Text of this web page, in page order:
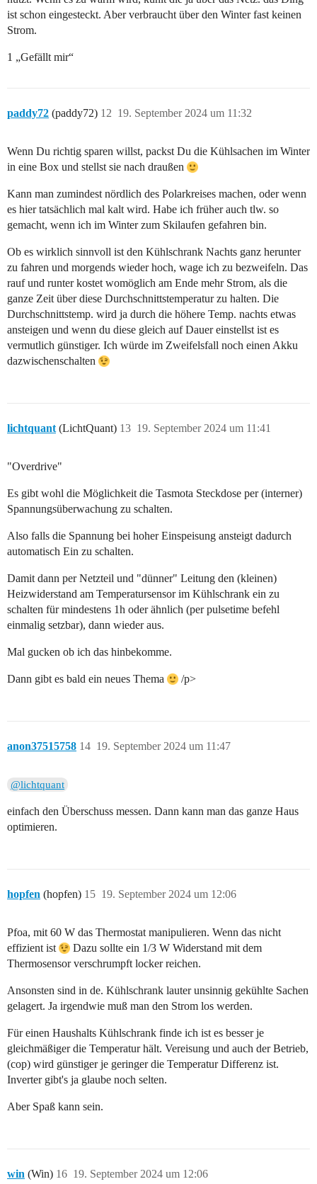
ist schon eingesteckt. Aber verbraucht über den Winter fast keinen
Strom.
1 „Gefällt mir“
paddy72 (paddy72) 19. September 2024 um 11:32
12
Wenn Du richtig sparen willst, packst Du die Kühlsachen im Winter
in eine Box und stellst sie nach draußen
Kann man zumindest nördlich des Polarkreises machen, oder wenn
es hier tatsächlich mal kalt wird. Habe ich früher auch tlw. so
gemacht, wenn ich im Winter zum Skilaufen gefahren bin.
Ob es wirklich sinnvoll ist den Kühlschrank Nachts ganz herunter
zu fahren und morgends wieder hoch, wage ich zu bezweifeln. Das
rauf und runter kostet womöglich am Ende mehr Strom, als die
ganze Zeit über diese Durchschnittstemperatur zu halten. Die
Durchschnittstemp. wird ja durch die höhere Temp. nachts etwas
ansteigen und wenn du diese gleich auf Dauer einstellst ist es
vermutlich günstiger. Ich würde im Zweifelsfall noch einen Akku
dazwischenschalten
lichtquant (LichtQuant) 19. September 2024 um 11:41
13
"Overdrive"
Es gibt wohl die Möglichkeit die Tasmota Steckdose per (interner)
Spannungsüberwachung zu schalten.
Also falls die Spannung bei hoher Einspeisung ansteigt dadurch
automatisch Ein zu schalten.
Damit dann per Netzteil und "dünner" Leitung den (kleinen)
Heizwiderstand am Temperatursensor im Kühlschrank ein zu
schalten für mindestens 1h oder ähnlich (per pulsetime befehl
einmalig setzbar), dann wieder aus.
Mal gucken ob ich das hinbekomme.
Dann gibt es bald ein neues Thema /p>
anon37515758 19. September 2024 um 11:47
14
@lichtquant
einfach den Überschuss messen. Dann kann man das ganze Haus
optimieren.
hopfen (hopfen) 19. September 2024 um 12:06
15
Pfoa, mit 60 W das Thermostat manipulieren. Wenn das nicht
effizient ist
Dazu sollte ein 1/3 W Widerstand mit dem
Thermosensor verschrumpft locker reichen.
Ansonsten sind in de. Kühlschrank lauter unsinnig gekühlte Sachen
gelagert. Ja irgendwie muß man den Strom los werden.
Für einen Haushalts Kühlschrank finde ich ist es besser je
gleichmäßiger die Temperatur hält. Vereisung und auch der Betrieb,
(cop) wird günstiger je geringer die Temperatur Differenz ist.
Inverter gibt's ja glaube noch selten.
Aber Spaß kann sein.
win (Win) 19. September 2024 um 12:06
16